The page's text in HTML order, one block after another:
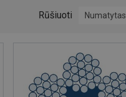
Rūšiuoti Numatytas